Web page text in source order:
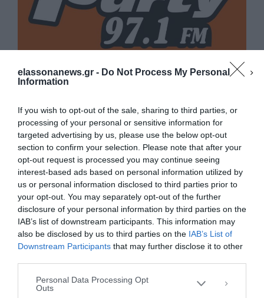
elassonanews.gr - Do Not Process My Personal
Information
If you wish to opt-out of the sale, sharing to third parties, or
processing of your personal or sensitive information for
targeted advertising by us, please use the below opt-out
section to confirm your selection. Please note that after your
opt-out request is processed you may continue seeing
interest-based ads based on personal information utilized by
us or personal information disclosed to third parties prior to
your opt-out. You may separately opt-out of the further
disclosure of your personal information by third parties on the
IAB’s list of downstream participants. This information may
also be disclosed by us to third parties on the IAB’s List of
Downstream Participants that may further disclose it to other
Personal Data Processing Opt
Outs
Διαχείριση Συγκατάθεσης
Για να παρέχουμε την καλύτερη εμπειρία, χρησιμοποιούμε τεχνολογίες όπως
cookies για την αποθήκευση ή/και την πρόσβαση σε πληροφορίες συσκευών.
Η συγκατάθεση για τις εν λόγω τεχνολογίες θα μας επιτρέψει να
επεξεργαστούμε δεδομένα προσωπικού χαρακτήρα, όπως συμπεριφορά
περιήγησης ή μοναδικά αναγνωριστικά σε αυτόν τον ιστότοπο. Η μη
συγκατάθεση ή η ανάκληση της συγκατάθεσης, μπορεί να επηρεάσει
αρνητικά ορισμένες λειτουργίες και δυνατότητες.